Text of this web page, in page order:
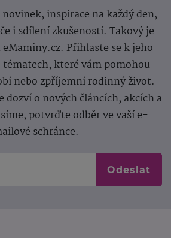
inspirace na každý den,
i sdílení zkušeností. Takový je
Přihlaste se k jeho
tématech, které vám pomohou
nebo zpříjemní rodinný život.
dozví o nových článcích, akcích a
potvrďte odběr ve vaší e-
schránce.
Odeslat